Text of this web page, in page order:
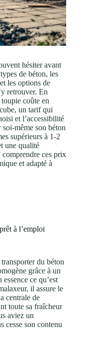
hésiter avant
de béton, les
les options de
retrouver. En
coûte en
un tarif qui
et l’accessibilité
même son béton
supérieurs à 1-2
une qualité
comprendre ces prix
et adapté à
à l’emploi
du béton
grâce à un
ce qu’est
il assure le
centrale de
toute sa fraîcheur
aviez un
cesse son contenu